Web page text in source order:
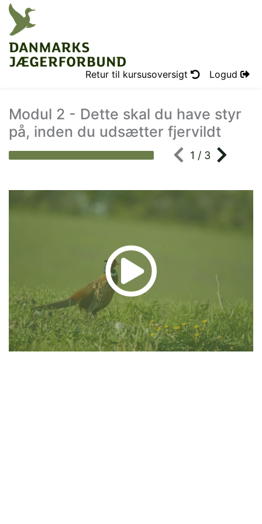
Retur til kursusoversigt Logud
Modul 2 - Dette skal du have styr
på, inden du udsætter fjervildt
1 / 3